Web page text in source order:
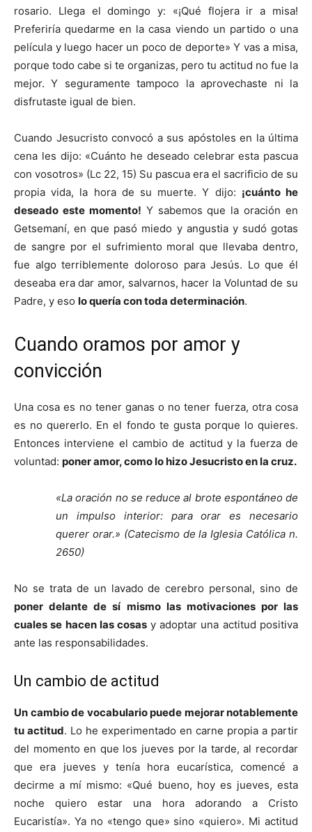
rosario. Llega el domingo y: «¡Qué flojera ir a misa!
Preferiría quedarme en la casa viendo un partido o una
película y luego hacer un poco de deporte» Y vas a misa,
porque todo cabe si te organizas, pero tu actitud no fue la
mejor. Y seguramente tampoco la aprovechaste ni la
disfrutaste igual de bien.
Cuando Jesucristo convocó a sus apóstoles en la última
cena les dijo: «Cuánto he deseado celebrar esta pascua
con vosotros» (Lc 22, 15) Su pascua era el sacrificio de su
propia vida, la hora de su muerte. Y dijo: ¡cuánto he
deseado este momento! Y sabemos que la oración en
Getsemaní, en que pasó miedo y angustia y sudó gotas
de sangre por el sufrimiento moral que llevaba dentro,
fue algo terriblemente doloroso para Jesús. Lo que él
deseaba era dar amor, salvarnos, hacer la Voluntad de su
Padre, y eso lo quería con toda determinación.
Cuando oramos por amor y
convicción
Una cosa es no tener ganas o no tener fuerza, otra cosa
es no quererlo. En el fondo te gusta porque lo quieres.
Entonces interviene el cambio de actitud y la fuerza de
voluntad: poner amor, como lo hizo Jesucristo en la cruz.
«La oración no se reduce al brote espontáneo de
un impulso interior: para orar es necesario
querer orar.» (Catecismo de la Iglesia Católica n.
2650)
No se trata de un lavado de cerebro personal, sino de
poner delante de sí mismo las motivaciones por las
cuales se hacen las cosas y adoptar una actitud positiva
ante las responsabilidades.
Un cambio de actitud
Un cambio de vocabulario puede mejorar notablemente
tu actitud. Lo he experimentado en carne propia a partir
del momento en que los jueves por la tarde, al recordar
que era jueves y tenía hora eucarística, comencé a
decirme a mí mismo: «Qué bueno, hoy es jueves, esta
noche quiero estar una hora adorando a Cristo
Eucaristía». Ya no «tengo que» sino «quiero». Mi actitud